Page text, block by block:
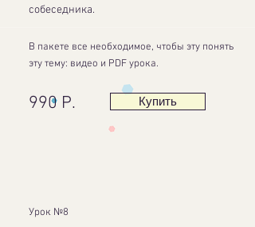
собеседника.
В пакете все необходимое, чтобы эту понять
эту тему: видео и PDF урока.
990 Р. Купить
Урок №8